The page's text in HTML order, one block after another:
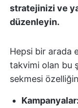
stratejinizi ve
düzenleyin.
Hepsi bir arada
takvimi olan bu
sekmesi
Kampanyalar: